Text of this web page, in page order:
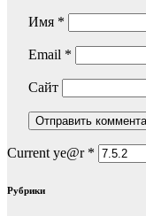
Имя *
Email *
Сайт
Current ye@r *
Рубрики